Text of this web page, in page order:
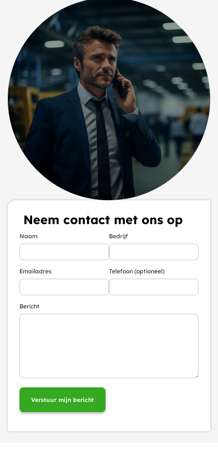
Neem contact met ons op
Naam Bedrijf
Emailadres Telefoon (optioneel)
Bericht